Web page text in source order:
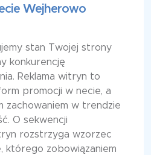
Wejherowo
stan Twojej strony
konkurencję
Reklama witryn to
promocji w necie, a
zachowaniem w trendzie
O sekwencji
rozstrzyga wzorzec
którego zobowiązaniem